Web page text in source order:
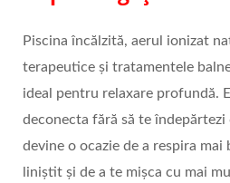
Piscina încălzită, aerul ionizat
terapeutice și tratamentele
ideal pentru relaxare profundă.
deconecta fără să te îndepărtezi
devine o ocazie de a respira mai
liniștit și de a te mișca cu mai